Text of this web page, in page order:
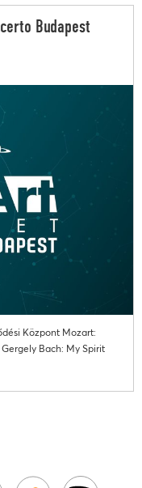
Budapest
Központ Mozart:
Bach: My Spirit